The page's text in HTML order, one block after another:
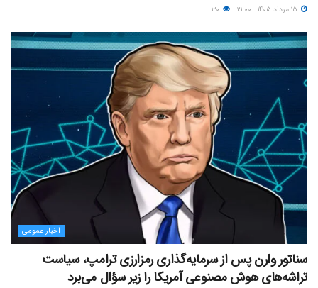
اخبار عمومی
سناتور وارن پس از سرمایه‌گذاری رمزارزی ترامپ، سیاست
تراشه‌های هوش مصنوعی آمریکا را زیر سؤال می‌برد